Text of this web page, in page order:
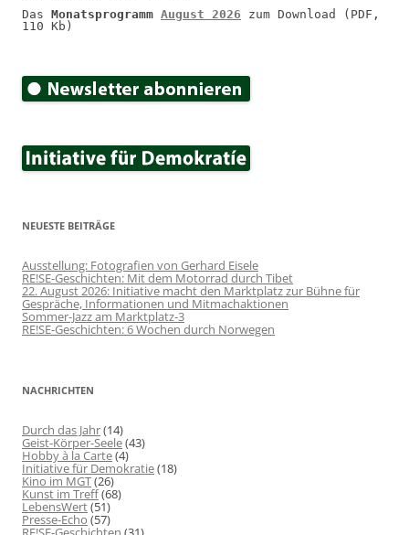
Das Monatsprogramm August 2026 zum Download (PDF,
110 Kb)
NEUESTE BEITRÄGE
Ausstellung: Fotografien von Gerhard Eisele
RE!SE-Geschichten: Mit dem Motorrad durch Tibet
22. August 2026: Initiative macht den Marktplatz zur Bühne für
Gespräche, Informationen und Mitmachaktionen
Sommer-Jazz am Marktplatz-3
RE!SE-Geschichten: 6 Wochen durch Norwegen
NACHRICHTEN
Durch das Jahr(14)
Geist-Körper-Seele(43)
Hobby à la Carte(4)
Initiative für Demokratie(18)
Kino im MGT(26)
Kunst im Treff(68)
LebensWert(51)
Presse-Echo (57)